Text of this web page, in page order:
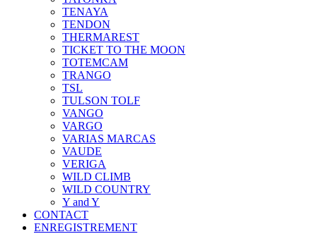
TENAYA
TENDON
THERMAREST
TICKET TO THE MOON
TOTEMCAM
TRANGO
TSL
TULSON TOLF
VANGO
VARGO
VARIAS MARCAS
VAUDE
VERIGA
WILD CLIMB
WILD COUNTRY
Y and Y
CONTACT
ENREGISTREMENT